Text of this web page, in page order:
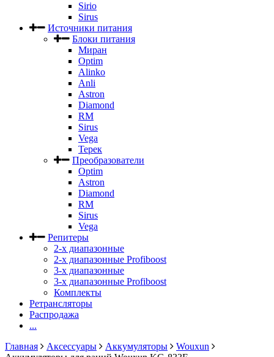
Sirio
Sirus
Источники питания
Блоки питания
Миран
Optim
Alinko
Anli
Astron
Diamond
RM
Sirus
Vega
Терек
Преобразователи
Optim
Astron
Diamond
RM
Sirus
Vega
Репитеры
2-х диапазонные
2-х диапазонные Profiboost
3-х диапазонные
3-х диапазонные Profiboost
Комплекты
Ретрансляторы
Распродажа
...
Главная
Аксессуары Аккумуляторы
Wouxun